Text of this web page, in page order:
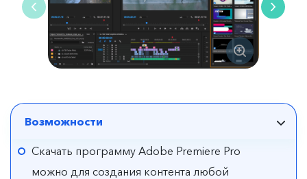
Возможности
Скачать программу Adobe Premiere Pro
можно для создания контента любой